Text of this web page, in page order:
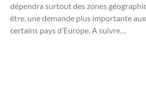
dépendra surtout des zones
être, une demande plus importante
certains pays d’Europe. A suivre…